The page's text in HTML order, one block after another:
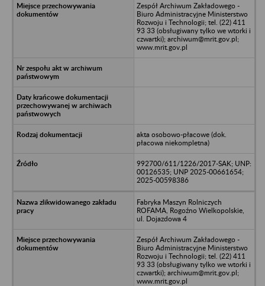
Zespół Archiwum Zakładowego -
Biuro Administracyjne Ministerstwo
Rozwoju i Technologii; tel. (22) 411
93 33 (obsługiwany tylko we wtorki i
czwartki); archiwum@mrit.gov.pl;
www.mrit.gov.pl
akta osobowo-płacowe (dok.
płacowa niekompletna)
992700/611/1226/2017-SAK; UNP:
00126535; UNP 2025-00661654;
2025-00598386
Fabryka Maszyn Rolniczych
ROFAMA, Rogoźno Wielkopolskie,
ul. Dojazdowa 4
Zespół Archiwum Zakładowego -
Biuro Administracyjne Ministerstwo
Rozwoju i Technologii; tel. (22) 411
93 33 (obsługiwany tylko we wtorki i
czwartki); archiwum@mrit.gov.pl;
www.mrit.gov.pl